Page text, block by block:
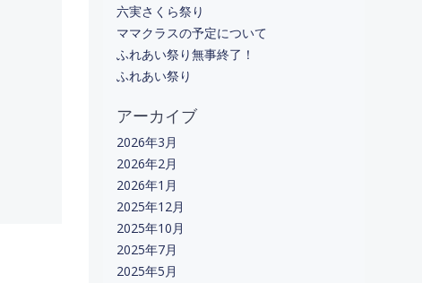
六実さくら祭り
ママクラスの予定について
ふれあい祭り無事終了！
ふれあい祭り
アーカイブ
2026年3月
2026年2月
2026年1月
2025年12月
2025年10月
2025年7月
2025年5月